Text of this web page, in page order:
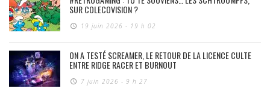
SUR COLECOVISION ?
19 juin 2026 - 19 h 02
ON A TESTÉ SCREAMER, LE RETOUR DE LA LICENCE CULTE
ENTRE RIDGE RACER ET BURNOUT
7 juin 2026 - 9 h 27